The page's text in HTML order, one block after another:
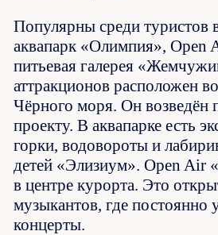
Популярны среди туристов
аквапарк «Олимпия», Open
питьевая галерея
аттракционов расположен
Чёрного моря. Он возведён
проекту. В аквапарке есть
горки, водовороты и
детей «Элизиум». Open Air
в центре курорта. Это
музыкантов, где постоянно
концерты.